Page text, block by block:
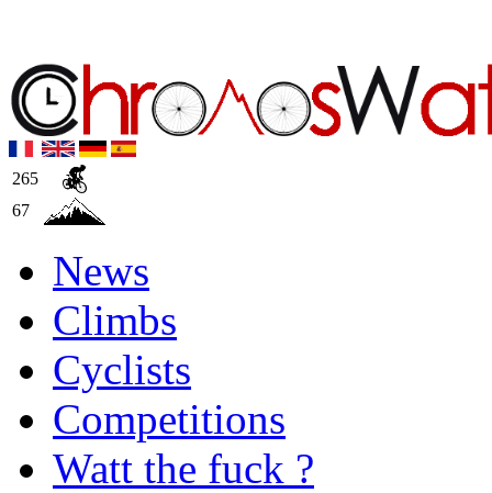
265
67
News
Climbs
Cyclists
Competitions
Watt the fuck ?